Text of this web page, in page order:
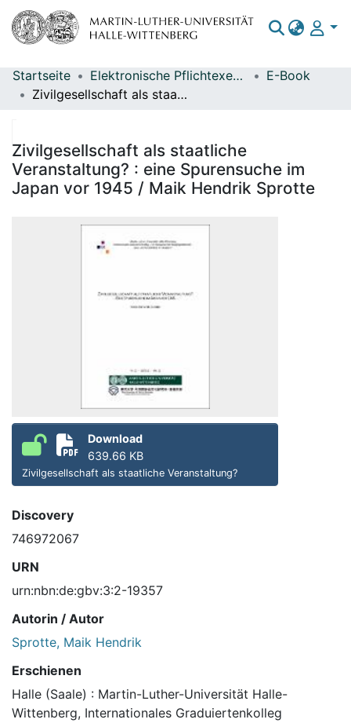
Bereiche & Sammlungen
Statistiken
Startseite Elektronische Pflichtexemplare
E-Book
Zivilgesellschaft als staatliche Veranstaltung? : eine Spurensuche im Japan vor 1945 / Maik Hendrik Sprotte
Zivilgesellschaft als staatliche
Veranstaltung? : eine Spurensuche im
Japan vor 1945 / Maik Hendrik Sprotte
Download
639.66 KB
Zivilgesellschaft als staatliche Veranstaltung?
Discovery
746972067
URN
urn:nbn:de:gbv:3:2-19357
Autorin / Autor
Sprotte, Maik Hendrik
Erschienen
Halle (Saale) : Martin-Luther-Universität Halle-
Wittenberg, Internationales Graduiertenkolleg